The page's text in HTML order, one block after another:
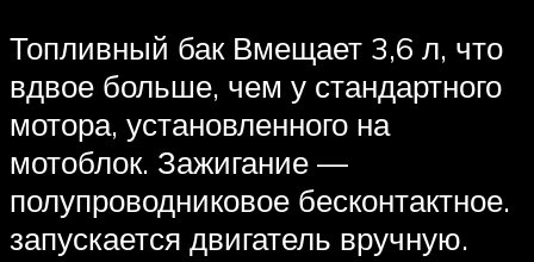
Топливный бак Вмещает 3,6 л, что
вдвое больше, чем у стандартного
мотора, установленного на
мотоблок. Зажигание —
полупроводниковое бесконтактное.
запускается двигатель вручную.